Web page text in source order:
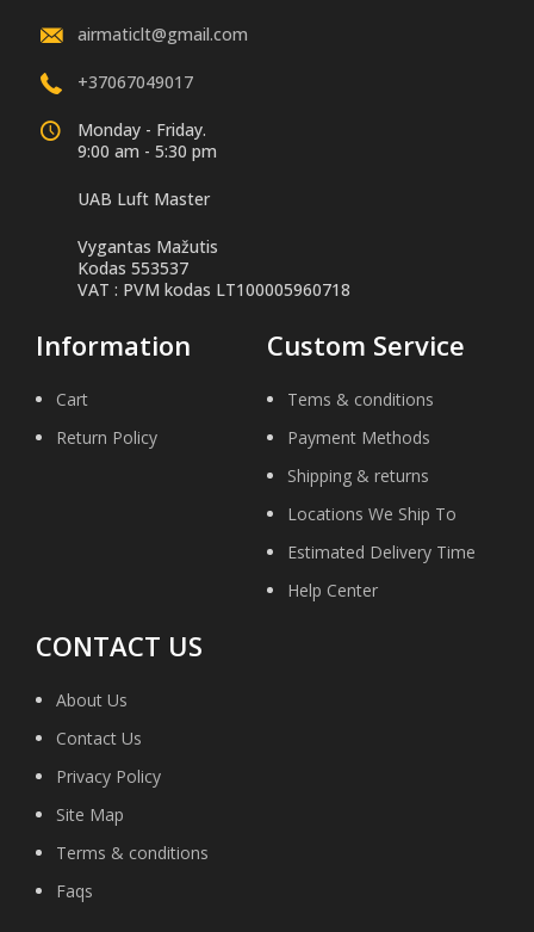
airmaticlt@gmail.com
+37067049017
Monday - Friday.
9:00 am - 5:30 pm
UAB Luft Master
Vygantas Mažutis
Kodas 553537
VAT : PVM kodas LT100005960718
Information
Cart
Return Policy
Custom Service
Tems & conditions
Payment Methods
Shipping & returns
Locations We Ship To
Estimated Delivery Time
Help Center
CONTACT US
About Us
Contact Us
Privacy Policy
Site Map
Terms & conditions
Faqs